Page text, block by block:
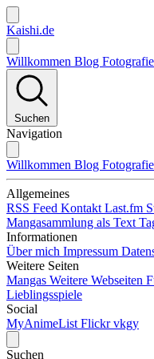
Kaishi.de
Willkommen Blog Fotografie
Suchen
Navigation
Willkommen Blog Fotografie
Allgemeines
RSS Feed Kontakt Last.fm
Mangasammlung als Text
Informationen
Über mich Impressum
Weitere Seiten
Mangas Weitere Webseiten
Lieblingsspiele
Social
MyAnimeList Flickrvkgy
Suchen